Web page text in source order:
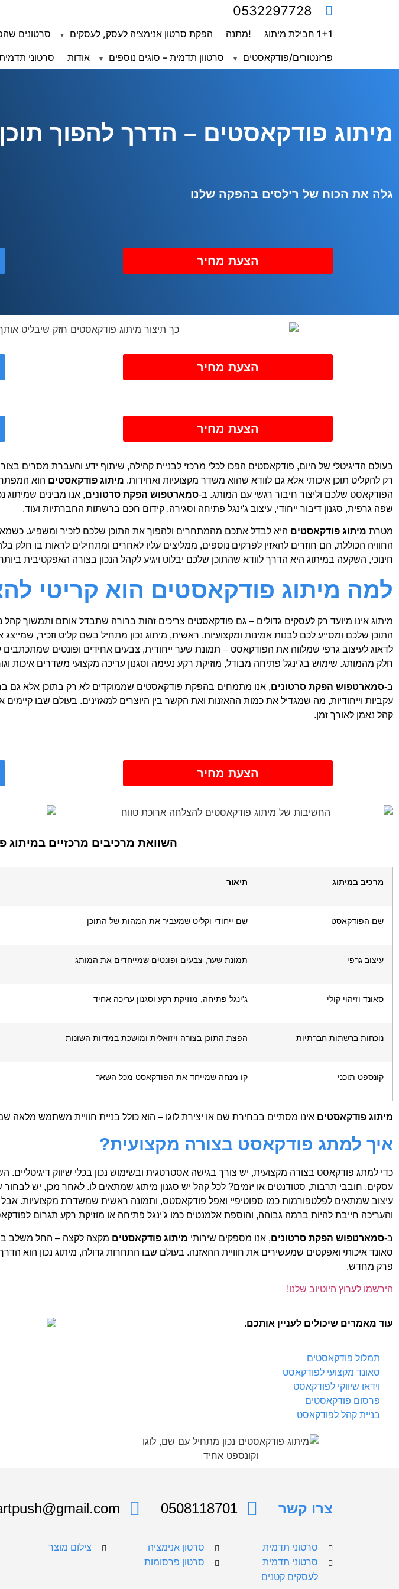
0532297728
1+1 חבילת מיתוג !מתנה הפקת סרטון אנימציה לעסק, לעסקים סרטונים
פרזנטורים/פודקאסטים
סרטוון תדמית – סוגים נוספים אודות סרטוני
מיתוג פודקאסטים – הדרך להפוך
גלה את הכוח של רילסים בהפקה שלנו
הצעת מחיר
הצעת מחיר
הצעת מחיר
בעולם הדיגיטלי של היום, פודקאסטים הפכו לכלי מרכזי לבניית קהילה, שיתוף ידע והעברת מסרים
רק להקליט תוכן איכותי אלא גם לוודא שהוא משדר מקצועיות ואחידות. מיתוג פודקאסטים הוא המפתח
הפודקאסט שלכם וליצור חיבור רגשי עם המותג. ב-סמארטפוש הפקת סרטונים, אנו מבינים שמיתוג
שפה גרפית, סגנון דיבור ייחודי, עיצוב ג'ינגל פתיחה וסגירה, קידום חכם ברשתות החברתיות ועוד.
מטרת מיתוג פודקאסטים היא לבדל אתכם מהמתחרים ולהפוך את התוכן שלכם לזכיר ומשפיע.
החוויה הכוללת, הם חוזרים להאזין לפרקים נוספים, ממליצים עליו לאחרים ומתחילים לראות בו חלק
חינוכי, השקעה במיתוג היא הדרך לוודא שהתוכן שלכם יבלוט ויגיע לקהל הנכון בצורה האפקטיבית
למה מיתוג פודקאסטים הוא קריטי
מיתוג אינו מיועד רק לעסקים גדולים – גם פודקאסטים צריכים זהות ברורה שתבדל אותם ותמשוך קהל
התוכן שלכם ומסייע לכם לבנות אמינות ומקצועיות. ראשית, מיתוג נכון מתחיל בשם קליט וזכיר,
לדאוג לעיצוב גרפי שמלווה את הפודקאסט – תמונת שער ייחודית, צבעים אחידים ופונטים שמתכתבים
חלק מהמותג. שימוש בג'ינגל פתיחה מבודל, מוזיקת רקע נעימה וסגנון עריכה מקצועי משדרים איכות
ב-סמארטפוש הפקת סרטונים, אנו מתמחים בהפקת פודקאסטים שממוקדים לא רק בתוכן אלא גם
עקביות וייחודיות, מה שמגדיל את כמות ההאזנות ואת הקשר בין היוצרים למאזינים. בעולם שבו
קהל נאמן לאורך זמן.
הצעת מחיר
השוואת מרכיבים מרכזיים במיתוג
מרכיב במיתוג תיאור
שם הפודקאסט שם ייחודי וקליט שמעביר את המהות של התוכן
עיצוב גרפי תמונת שער, צבעים ופונטים שמייחדים את המותג
סאונד וזיהוי קולי ג'ינגל פתיחה, מוזיקת רקע וסגנון עריכה אחיד
נוכחות ברשתות חברתיות הפצת התוכן בצורה ויזואלית ומושכת במדיות השונות
קונספט תוכני קו מנחה שמייחד את הפודקאסט מכל השאר
מיתוג פודקאסטים אינו מסתיים בבחירת שם או יצירת לוגו – הוא כולל בניית חוויית משתמש
איך למתג פודקאסט בצורה מקצועית?
כדי למתג פודקאסט בצורה מקצועית, יש צורך בגישה אסטרטגית ובשימוש נכון בכלי שיווק
עסקים, חובבי תרבות, סטודנטים או יזמים? לכל קהל יש סגנון מיתוג שמתאים לו. לאחר מכן, יש
עיצוב שמתאים לפלטפורמות כמו ספוטיפיי ואפל פודקאסטס, ותמונה ראשית שמשדרת מקצועיות.
והעריכה חייבת להיות ברמה גבוהה, והוספת אלמנטים כמו ג'ינגל פתיחה או מוזיקת רקע תגרום
ב-סמארטפוש הפקת סרטונים, אנו מספקים שירותי מיתוג פודקאסטים מקצה לקצה – החל משלב
סאונד איכותי ואפקטים שמעשירים את חוויית ההאזנה. בעולם שבו התחרות גדולה, מיתוג נכון הוא
פרק מחדש.
הירשמו לערוץ היוטיוב שלנו!
עוד מאמרים שיכולים לעניין אותכם.
תמלול פודקאסטים
סאונד מקצועי לפודקאסט
וידאו שיווקי לפודקאסט
פרסום פודקאסטים
בניית קהל לפודקאסט
צרו קשר 0508118701
סרטוני תדמית
סרטוני תדמית
לעסקים קטנים
סרטון אנימציה
סרטון פרסומות
צילום מוצר